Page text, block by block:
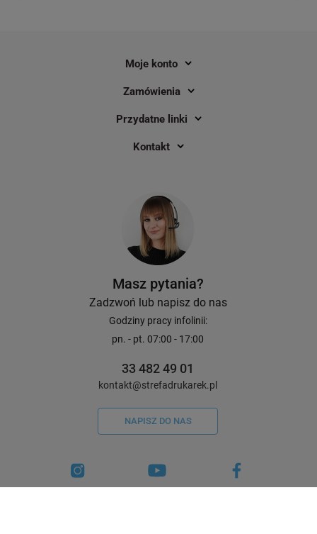
Moje konto
Zamówienia
Przydatne linki
Kontakt
Masz pytania?
Zadzwoń lub napisz do nas
Godziny pracy infolinii:
pn. - pt. 07:00 - 17:00
33 482 49 01
kontakt@strefadrukarek.pl
NAPISZ DO NAS